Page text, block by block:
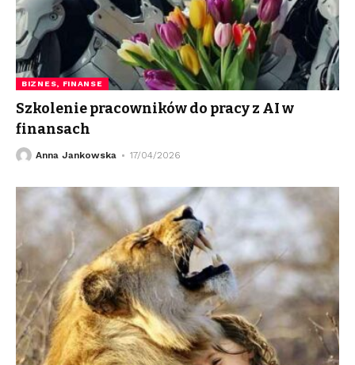
BIZNES, FINANSE
Szkolenie pracowników do pracy z AI w
finansach
Anna Jankowska 17/04/2026